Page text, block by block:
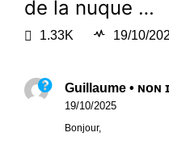
de la nuque …
1.33K 19/10/
Guillaume • ɴᴏɴ
19/10/2025
Bonjour,